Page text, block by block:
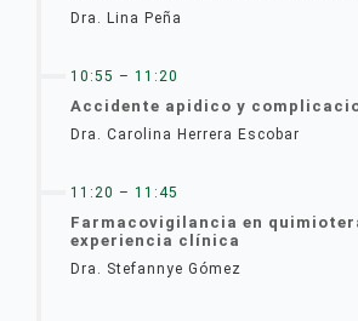
Dra. Lina Peña
10:55 – 11:20
Accidente apidico y
Dra. Carolina Herrera Escobar
11:20 – 11:45
Farmacovigilancia en
experiencia clínica
Dra. Stefannye Gómez